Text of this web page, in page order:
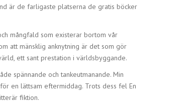
är de farligaste platserna de gratis böcker
mångfald som existerar bortom vår
att mänsklig anknytning är det som gör
ett sant prestation i världsbyggande.
spännande och tankeutmanande. Min
en lättsam eftermiddag. Trots dess fel En
fiktion.